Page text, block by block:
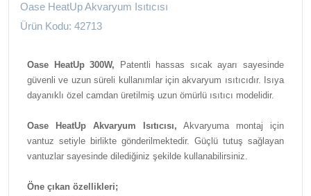
Oase HeatUp Akvaryum Isıtıcısı
Ürün Kodu: 42713
Oase HeatUp 300W,
Patentli hassas sıcak ayarı sayesinde
güvenli ve uzun süreli kullanımlar için akvaryum ısıtıcıdır. Isıya
dayanıklı özel camdan üretilmiş uzun ömürlü ısıtıcı modelidir.
Oase HeatUp Akvaryum Isıtıcısı,Akvaryuma montaj için
vantuz setiyle birlikte gönderilmektedir. Güçlü tutuş sağlayan
vantuzlar sayesinde dilediğiniz şekilde kullanabilirsiniz.
Öne çıkan özellikleri;